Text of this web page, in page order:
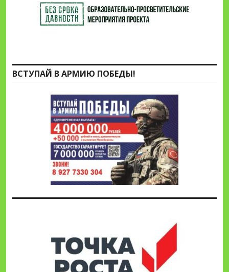
ВСТУПАЙ В АРМИЮ ПОБЕДЫ!